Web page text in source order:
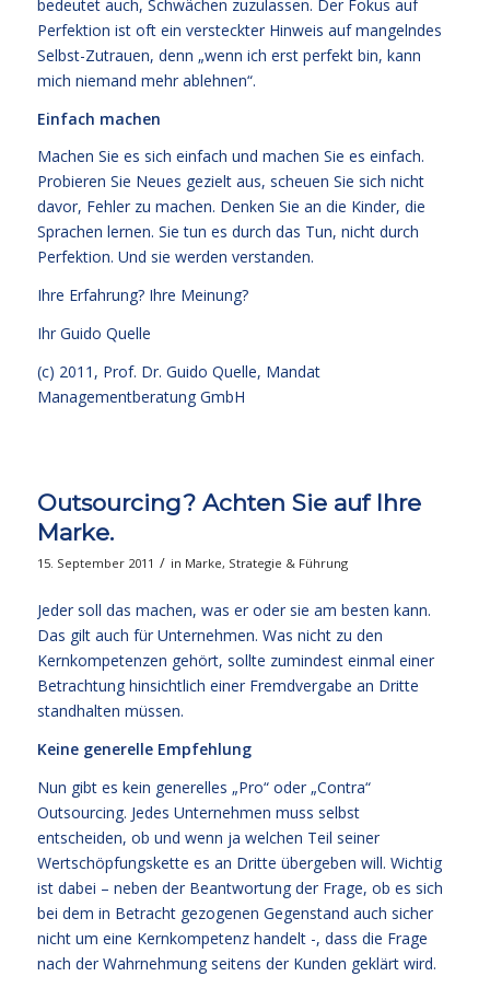
bedeutet auch, Schwächen zuzulassen. Der Fokus auf
Perfektion ist oft ein versteckter Hinweis auf mangelndes
Selbst-Zutrauen, denn „wenn ich erst perfekt bin, kann
mich niemand mehr ablehnen“.
Einfach machen
Machen Sie es sich einfach und machen Sie es einfach.
Probieren Sie Neues gezielt aus, scheuen Sie sich nicht
davor, Fehler zu machen. Denken Sie an die Kinder, die
Sprachen lernen. Sie tun es durch das Tun, nicht durch
Perfektion. Und sie werden verstanden.
Ihre Erfahrung? Ihre Meinung?
Ihr Guido Quelle
(c) 2011, Prof. Dr. Guido Quelle, Mandat
Managementberatung GmbH
Outsourcing? Achten Sie auf Ihre
Marke.
15. September 2011 / in Marke, Strategie & Führung
Jeder soll das machen, was er oder sie am besten kann.
Das gilt auch für Unternehmen. Was nicht zu den
Kernkompetenzen gehört, sollte zumindest einmal einer
Betrachtung hinsichtlich einer Fremdvergabe an Dritte
standhalten müssen.
Keine generelle Empfehlung
Nun gibt es kein generelles „Pro“ oder „Contra“
Outsourcing. Jedes Unternehmen muss selbst
entscheiden, ob und wenn ja welchen Teil seiner
Wertschöpfungskette es an Dritte übergeben will. Wichtig
ist dabei – neben der Beantwortung der Frage, ob es sich
bei dem in Betracht gezogenen Gegenstand auch sicher
nicht um eine Kernkompetenz handelt -, dass die Frage
nach der Wahrnehmung seitens der Kunden geklärt wird.